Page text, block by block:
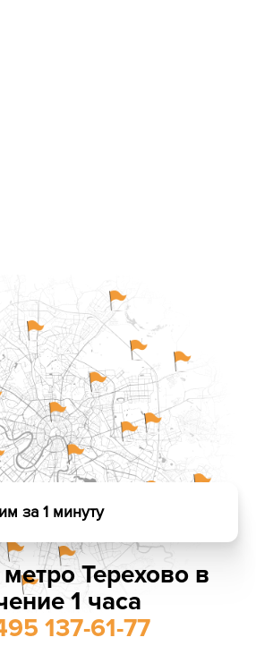
Терехово в
1 часа
137-61-77
за 1 минуту